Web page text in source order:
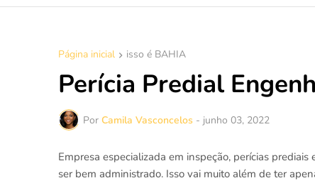
Página inicial isso é BAHIA
Perícia Predial
Por Camila Vasconcelos - junho 03, 2022
Empresa especializada em inspeção, perícias
ser bem administrado. Isso vai muito além de ter